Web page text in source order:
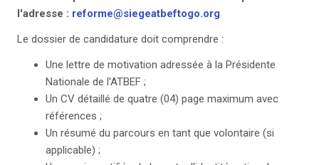
l'adresse : reforme@siegeatbeftogo.org
Le dossier de candidature doit comprendre :
Une lettre de motivation adressée à la Présidente
Nationale de l'ATBEF ;
Un CV détaillé de quatre (04) page maximum avec
références ;
Un résumé du parcours en tant que volontaire (si
applicable) ;